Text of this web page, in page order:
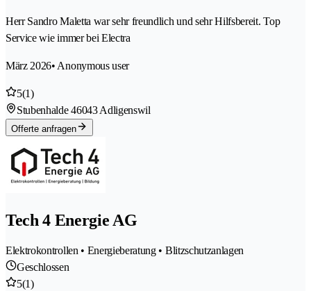
Herr Sandro Maletta war sehr freundlich und sehr Hilfsbereit. Top
Service wie immer bei Electra
März 2026• Anonymous user
5(1)
Stubenhalde 46043 Adligenswil
Offerte anfragen
Tech 4 Energie AG
Elektrokontrollen • Energieberatung • Blitzschutzanlagen
Geschlossen
5(1)